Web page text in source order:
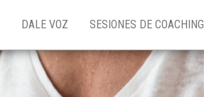
DALE VOZ SESIONES DE COACHING